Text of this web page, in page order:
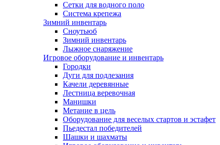
Сетки для водного поло
Система крепежа
Зимний инвентарь
Сноутьюб
Зимний инвентарь
Лыжное снаряжение
Игровое оборудование и инвентарь
Городки
Дуги для подлезания
Качели деревянные
Лестница веревочная
Манишки
Метание в цель
Оборудование для веселых стартов и эстафет
Пьедестал победителей
Шашки и шахматы